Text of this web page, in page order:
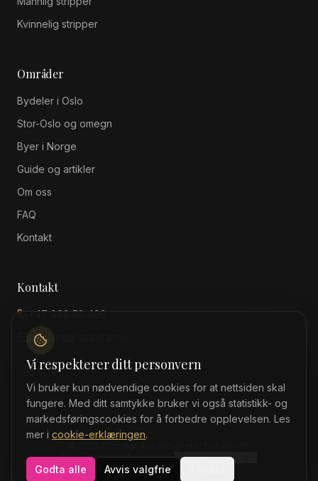
Kvinnelig stripper
Områder
Bydeler i Oslo
Stor-Oslo og omegn
Byer i Norge
Guide og artikler
Om oss
FAQ
Kontakt
Kontakt
+47 968 58 498
booking@stripstar.no
Personvern·Vilkår·Cookies·Cookie-innstillinger
Vi respekterer ditt personvern
Vi bruker kun nødvendige cookies for at nettsiden skal
fungere. Med ditt samtykke bruker vi også statistikk- og
markedsføringscookies for å forbedre opplevelsen. Les
mer i cookie-erklæringen.
Godta alle Avvis valgfrie